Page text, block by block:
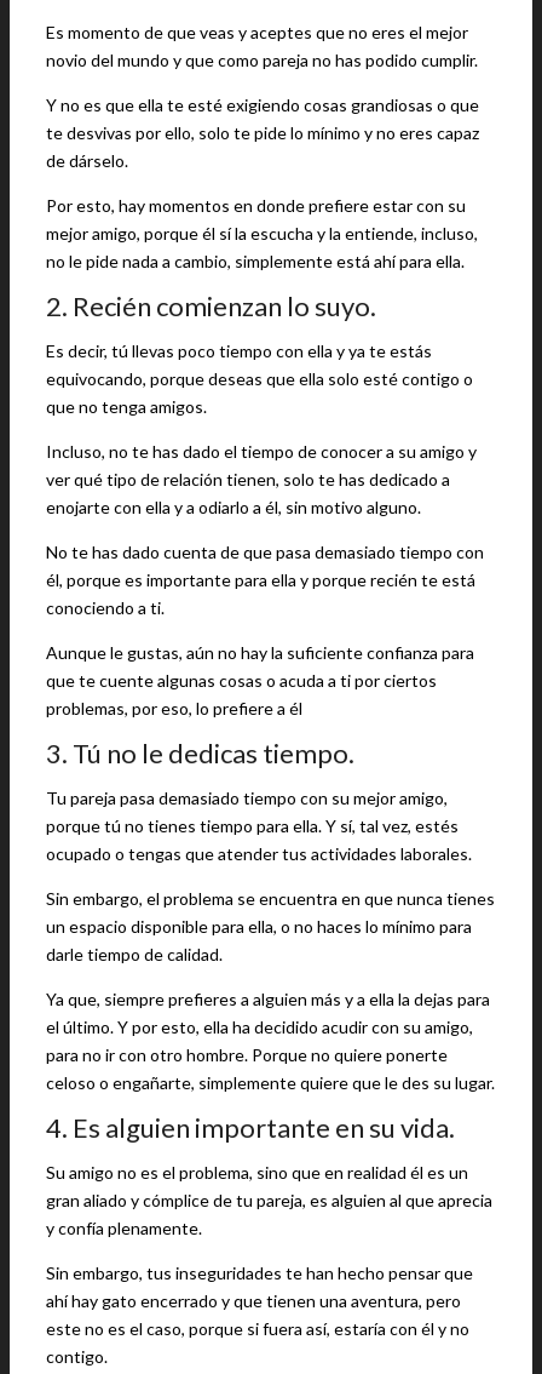
Es momento de que veas y aceptes que no eres el mejor
novio del mundo y que como pareja no has podido cumplir.
Y no es que ella te esté exigiendo cosas grandiosas o que
te desvivas por ello, solo te pide lo mínimo y no eres capaz
de dárselo.
Por esto, hay momentos en donde prefiere estar con su
mejor amigo, porque él sí la escucha y la entiende, incluso,
no le pide nada a cambio, simplemente está ahí para ella.
2. Recién comienzan lo suyo.
Es decir, tú llevas poco tiempo con ella y ya te estás
equivocando, porque deseas que ella solo esté contigo o
que no tenga amigos.
Incluso, no te has dado el tiempo de conocer a su amigo y
ver qué tipo de relación tienen, solo te has dedicado a
enojarte con ella y a odiarlo a él, sin motivo alguno.
No te has dado cuenta de que pasa demasiado tiempo con
él, porque es importante para ella y porque recién te está
conociendo a ti.
Aunque le gustas, aún no hay la suficiente confianza para
que te cuente algunas cosas o acuda a ti por ciertos
problemas, por eso, lo prefiere a él
3. Tú no le dedicas tiempo.
Tu pareja pasa demasiado tiempo con su mejor amigo,
porque tú no tienes tiempo para ella. Y sí, tal vez, estés
ocupado o tengas que atender tus actividades laborales.
Sin embargo, el problema se encuentra en que nunca tienes
un espacio disponible para ella, o no haces lo mínimo para
darle tiempo de calidad.
Ya que, siempre prefieres a alguien más y a ella la dejas para
el último. Y por esto, ella ha decidido acudir con su amigo,
para no ir con otro hombre. Porque no quiere ponerte
celoso o engañarte, simplemente quiere que le des su lugar.
4. Es alguien importante en su vida.
Su amigo no es el problema, sino que en realidad él es un
gran aliado y cómplice de tu pareja, es alguien al que aprecia
y confía plenamente.
Sin embargo, tus inseguridades te han hecho pensar que
ahí hay gato encerrado y que tienen una aventura, pero
este no es el caso, porque si fuera así, estaría con él y no
contigo.